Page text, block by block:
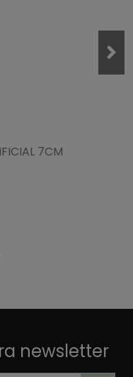
7CM
newsletter